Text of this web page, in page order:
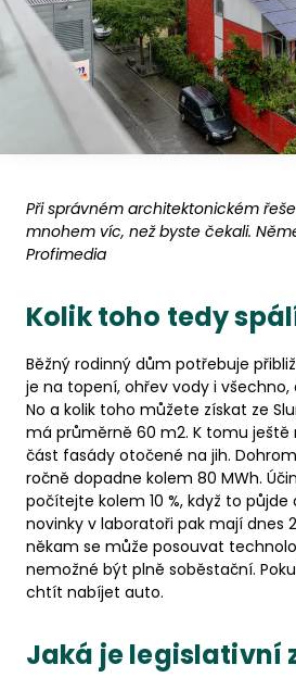
Při správném architektonickém
mnohem víc, než byste čekali.
Profimedia
Kolik toho tedy
Běžný rodinný dům potřebuje
je na topení, ohřev vody i
No a kolik toho můžete získat ze
má průměrně 60 m2. K tomu
část fasády otočené na jih.
ročně dopadne kolem 80 MWh.
počítejte kolem 10 %, když to půjde
novinky v laboratoři pak mají dnes
někam se může posouvat
nemožné být plně soběstační.
chtít nabíjet auto.
Jaká je legislativní